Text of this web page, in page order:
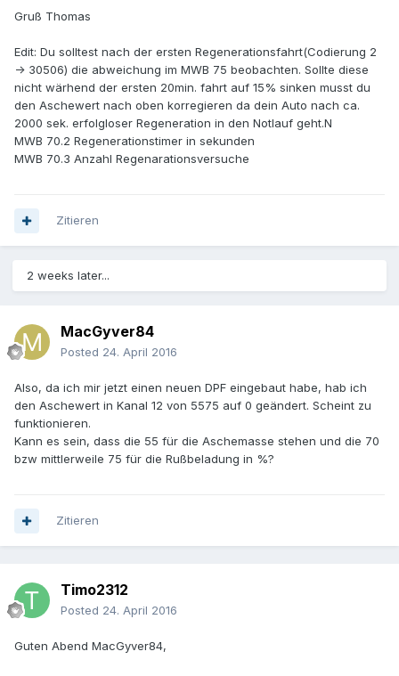
Gruß Thomas
Edit: Du solltest nach der ersten Regenerationsfahrt(Codierung 2
-> 30506) die abweichung im MWB 75 beobachten. Sollte diese
nicht wärhend der ersten 20min. fahrt auf 15% sinken musst du
den Aschewert nach oben korregieren da dein Auto nach ca.
2000 sek. erfolgloser Regeneration in den Notlauf geht.N
MWB 70.2 Regenerationstimer in sekunden
MWB 70.3 Anzahl Regenarationsversuche
Zitieren
2 weeks later...
MacGyver84
Posted 24. April 2016
Also, da ich mir jetzt einen neuen DPF eingebaut habe, hab ich
den Aschewert in Kanal 12 von 5575 auf 0 geändert. Scheint zu
funktionieren.
Kann es sein, dass die 55 für die Aschemasse stehen und die 70
bzw mittlerweile 75 für die Rußbeladung in %?
Zitieren
Timo2312
Posted 24. April 2016
Guten Abend MacGyver84,